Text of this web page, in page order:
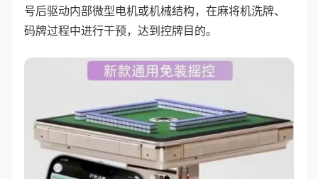
号后驱动内部微型电机或机械结构，在麻将机洗牌、
码牌过程中进行干预，达到控牌目的。